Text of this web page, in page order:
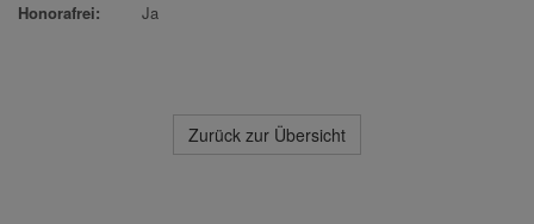
Honorafrei:
Ja
Zurück zur Übersicht